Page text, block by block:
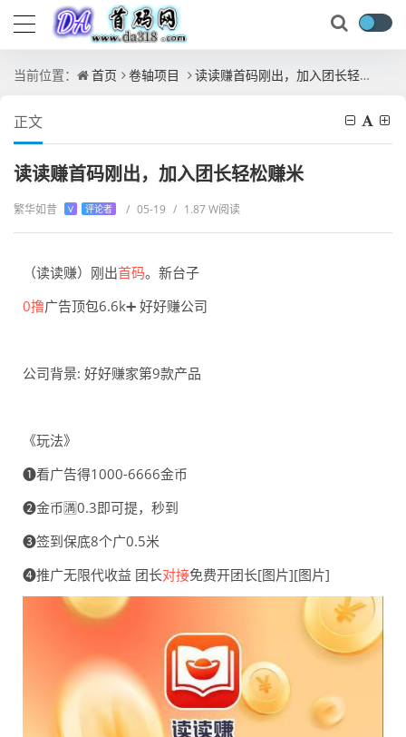
当前位置： 首页 卷轴项目 读读赚首码刚出，加入团长轻松赚米
正文
读读赚首码刚出，加入团长轻松赚米
繁华如昔 V 评论者 / 05-19 / 1.87 W阅读
（读读赚）刚出首码。新台子
0撸广告顶包6.6k➕ 好好赚公司
公司背景: 好好赚家第9款产品
《玩法》
❶看广告得1000-6666金币
❷金币🈵0.3即可提，秒到
❸签到保底8个广0.5米
❹推广无限代收益 团长对接免费开团长[图片][图片]